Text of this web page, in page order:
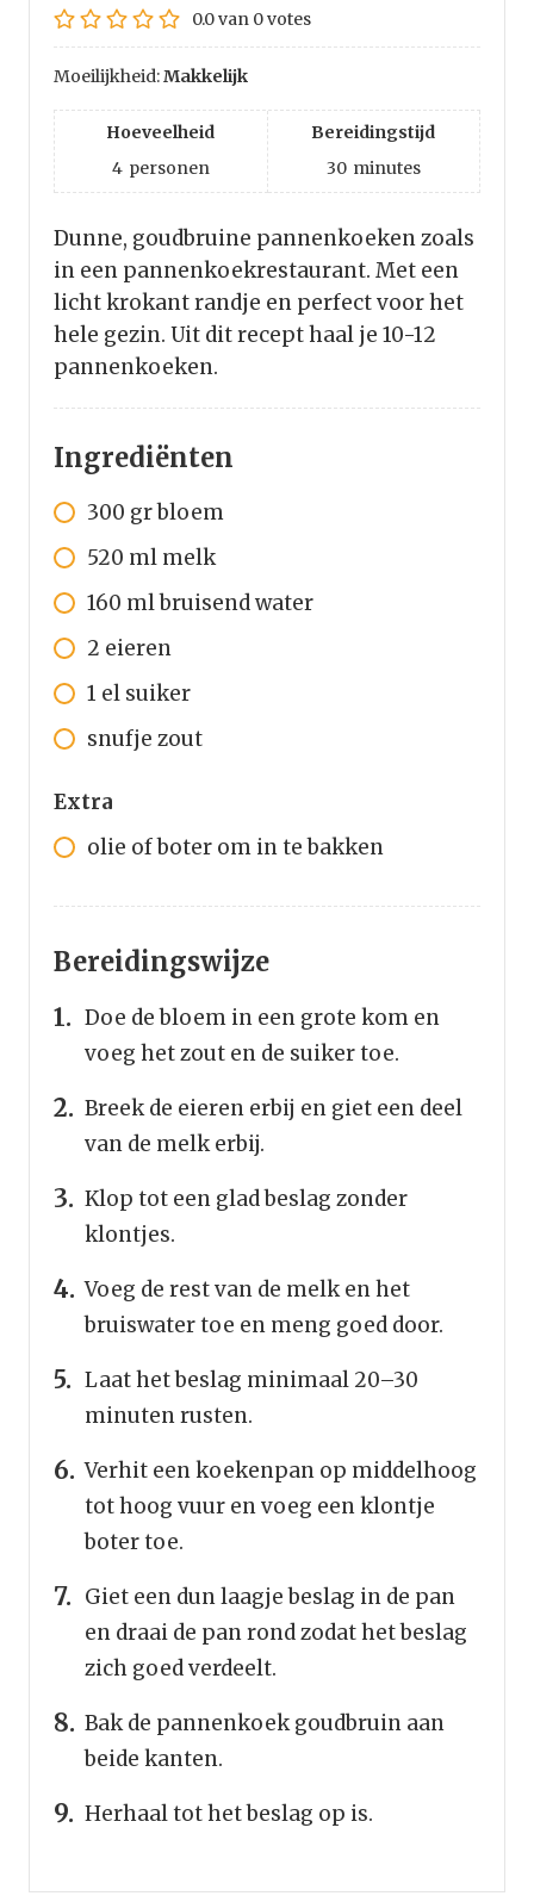
0.0van 0votes
Moeilijkheid:Makkelijk
Hoeveelheid
4 personen
Bereidingstijd
30 minutes
Dunne, goudbruine pannenkoeken zoals
in een pannenkoekrestaurant. Met een
licht krokant randje en perfect voor het
hele gezin. Uit dit recept haal je 10-12
pannenkoeken.
Ingrediënten
300 grbloem
520 ml melk
160 mlbruisend water
2 eieren
1 el suiker
snufje zout
Extra
olie of boter om in te bakken
Bereidingswijze
Doe de bloem in een grote kom en
voeg het zout en de suiker toe.
Breek de eieren erbij en giet een deel
van de melk erbij.
Klop tot een glad beslag zonder
klontjes.
Voeg de rest van de melk en het
bruiswater toe en meng goed door.
Laat het beslag minimaal 20–30
minuten rusten.
Verhit een koekenpan op middelhoog
tot hoog vuur en voeg een klontje
boter toe.
Giet een dun laagje beslag in de pan
en draai de pan rond zodat het beslag
zich goed verdeelt.
Bak de pannenkoek goudbruin aan
beide kanten.
Herhaal tot het beslag op is.